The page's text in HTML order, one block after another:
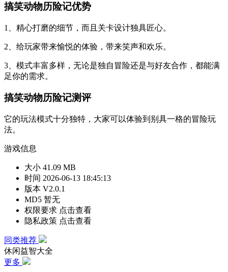
搞笑动物历险记优势
1、精心打磨的细节，而且关卡设计独具匠心。
2、给玩家带来愉悦的体验，带来笑声和欢乐。
3、模式丰富多样，无论是独自冒险还是与好友合作，都能满
足你的需求。
搞笑动物历险记测评
它的玩法模式十分独特，大家可以体验到别具一格的冒险玩
法。
游戏信息
大小 41.09 MB
时间 2026-06-13 18:45:13
版本 V2.0.1
MD5 暂无
权限要求 点击查看
隐私政策 点击查看
同类推荐
休闲益智大全
更多